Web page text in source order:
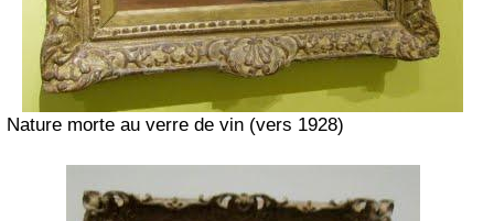
Nature morte au verre de vin (vers 1928)